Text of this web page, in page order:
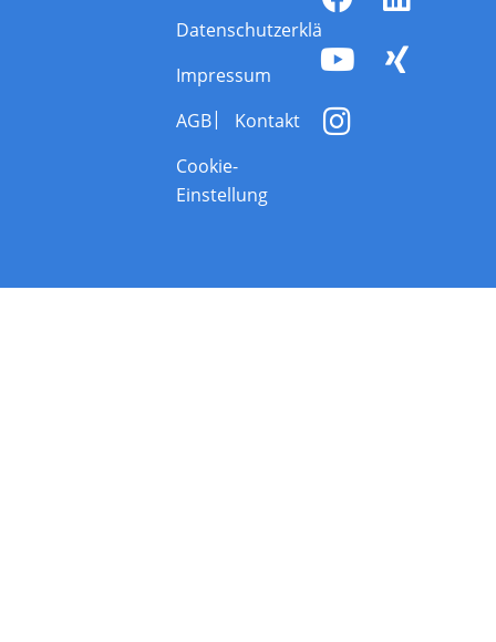
Datenschutzerklärung
Impressum
AGB
Kontakt
Cookie-
Einstellung